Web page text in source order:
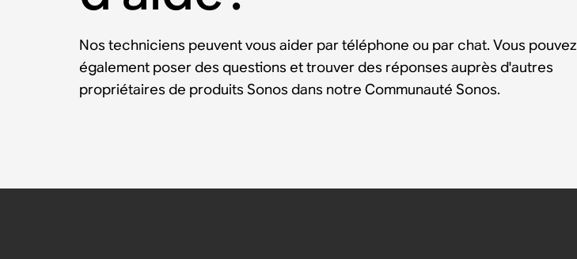
Nos techniciens peuvent vous aider par téléphone ou par chat. Vous pouvez
également poser des questions et trouver des réponses auprès d'autres
propriétaires de produits Sonos dans notre Communauté Sonos.